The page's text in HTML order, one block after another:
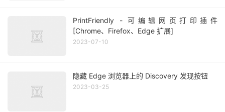
PrintFriendly - 可编辑网页打印插件
[Chrome、Firefox、Edge 扩展]
2023-07-10
隐藏 Edge 浏览器上的 Discovery 发现按钮
2023-03-25